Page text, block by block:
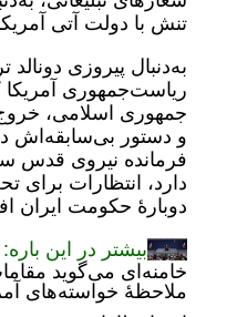
تنش با دولت آتی
به‌دنبال پیروزی دونالد
ریاست‌جمهوری آمریکا
جمهوری اسلامی،
و دستور بی‌سابقه‌اش
فرمانده نیروی قدس
دارد، انتظارات برای
دوبارۀ حکومت ایران
بیشتر در این باره:
خامنه‌ای می‌گوید
ملاحظهٔ خواسته‌های